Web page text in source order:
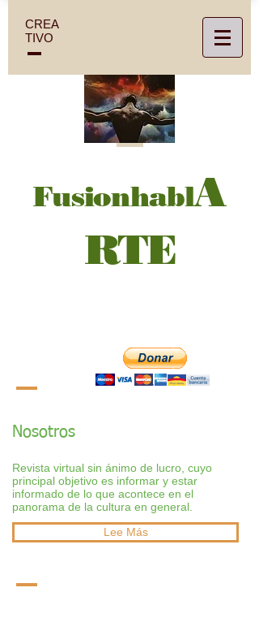
CREA
TIVO
FusionhablA
RTE
Nosotros
Revista virtual sin ánimo de lucro, cuyo
principal objetivo es informar y estar
informado de lo que acontece en el
panorama de la cultura en general.
Lee Más